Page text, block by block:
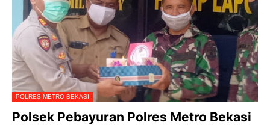
POLRES METRO BEKASI
Polsek Pebayuran Polres Metro Bekasi